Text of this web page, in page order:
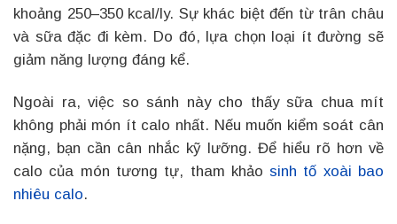
khoảng 250–350 kcal/ly. Sự khác biệt đến từ trân châu
và sữa đặc đi kèm. Do đó, lựa chọn loại ít đường sẽ
giảm năng lượng đáng kể.
Ngoài ra, việc so sánh này cho thấy sữa chua mít
không phải món ít calo nhất. Nếu muốn kiểm soát cân
nặng, bạn cần cân nhắc kỹ lưỡng. Để hiểu rõ hơn về
calo của món tương tự, tham khảo sinh tố xoài bao
nhiêu calo.